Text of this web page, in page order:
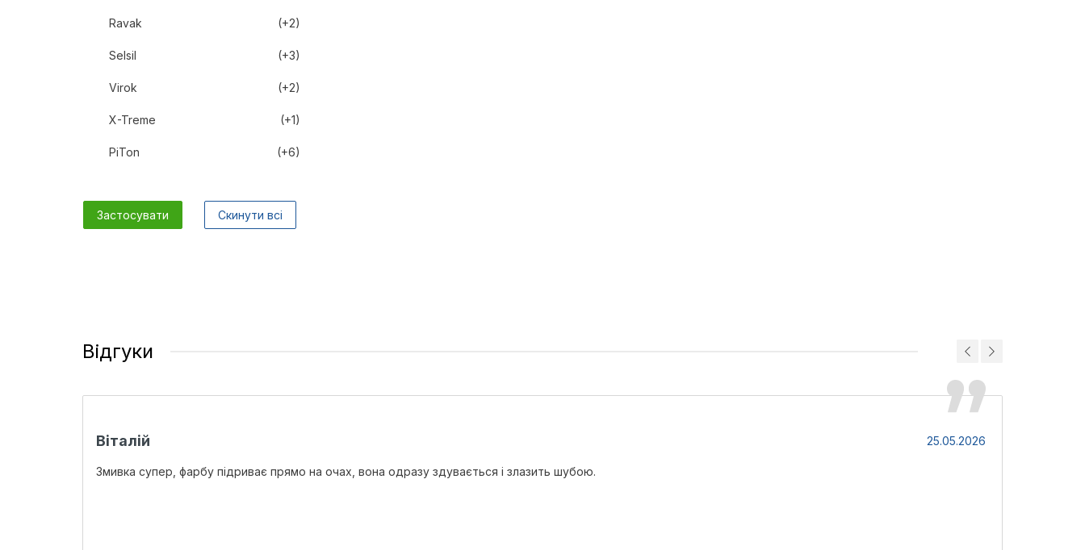
Ravak (+2)
Selsil (+3)
Virok (+2)
X-Treme (+1)
PiTon (+6)
Застосувати Скинути всі
Відгуки
Віталій 25.05.2026
Змивка супер, фарбу підриває прямо на очах, вона одразу здувається і злазить шубою.